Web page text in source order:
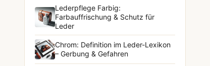
Lederpflege Farbig:
Farbauffrischung & Schutz für
Leder
Chrom: Definition im Leder-Lexikon
– Gerbung & Gefahren